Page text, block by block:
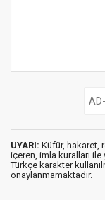
UYARI: Küfür, hakaret,
içeren, imla kuralları ile
Türkçe karakter
onaylanmamaktadır.